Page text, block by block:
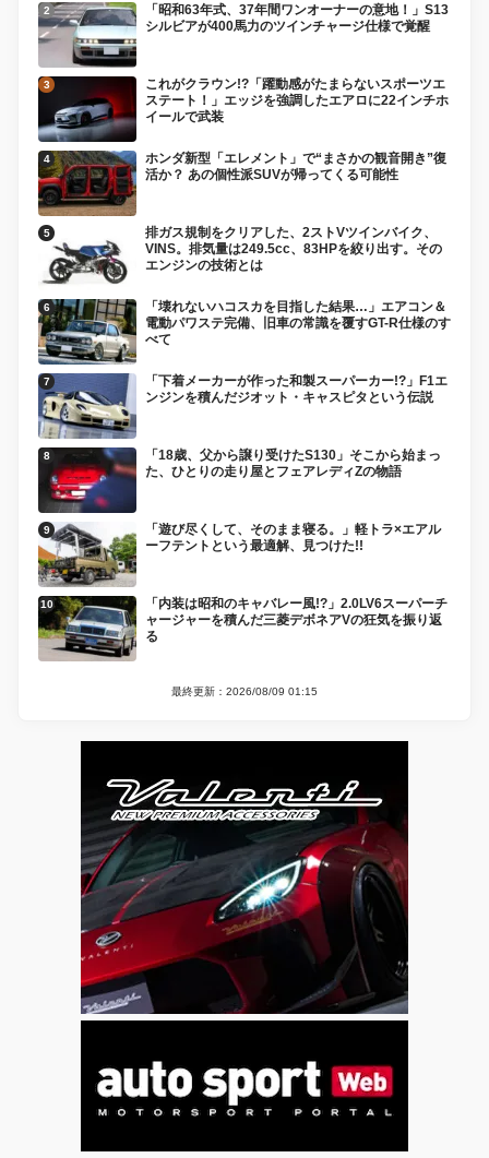
「昭和63年式、37年間ワンオーナーの意地！」S13
シルビアが400馬力のツインチャージ仕様で覚醒
これがクラウン!?「躍動感がたまらないスポーツエ
ステート！」エッジを強調したエアロに22インチホ
イールで武装
ホンダ新型「エレメント」で“まさかの観音開き”復
活か？ あの個性派SUVが帰ってくる可能性
排ガス規制をクリアした、2ストVツインバイク、
VINS。排気量は249.5cc、83HPを絞り出す。その
エンジンの技術とは
「壊れないハコスカを目指した結果…」エアコン＆
電動パワステ完備、旧車の常識を覆すGT-R仕様のす
べて
「下着メーカーが作った和製スーパーカー!?」F1エ
ンジンを積んだジオット・キャスピタという伝説
「18歳、父から譲り受けたS130」そこから始まっ
た、ひとりの走り屋とフェアレディZの物語
「遊び尽くして、そのまま寝る。」軽トラ×エアル
ーフテントという最適解、見つけた!!
「内装は昭和のキャバレー風!?」2.0LV6スーパーチ
ャージャーを積んだ三菱デボネアVの狂気を振り返
る
最終更新：2026/08/09 01:15